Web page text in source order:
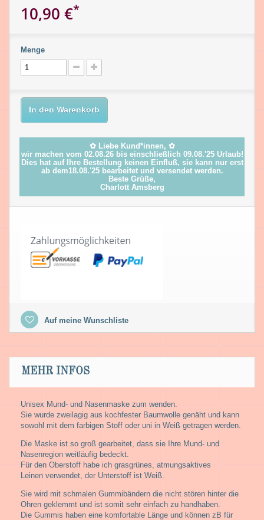
10,90 €*
Menge
In den Warenkorb
✿ Liebe Kund*innen, ✿
wir machen vom 02.08.26 bis einschließlich 09.08.'25 Urlaub!
Dies hat auf Ihre Bestellung keinen Einfluß, sie kann nur erst
ab dem18.08.'25 bearbeitet und versendet werden.
Beste Grüße,
Charlott Amsberg
Auf meine Wunschliste
MEHR INFOS
Unisex Mund- und Nasenmaske zum wenden.
Sie wurde zweilagig aus kochfester Baumwolle genäht und kann
sowohl mit dem farbigen Stoff oder uni in Weiß getragen werden.
Die Maske ist so groß gearbeitet, dass sie Ihre Mund- und
Nasenregion weitläufig bedeckt.
Für den Oberstoff habe ich grasgrünes, atmungsaktives
Leinen verwendet, der Unterstoff ist Weiß.
Sie wird mit schmalen Gummibändern die nicht stören hinter die
Ohren geklemmt und ist somit sehr einfach zu handhaben.
Die Gummis haben eine komfortable Länge und können zB für